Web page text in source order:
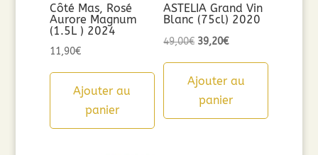
Côté Mas, Rosé
Aurore Magnum
(1.5L ) 2024
11,90€
Ajouter au
panier
ASTELIA Grand Vin
Blanc (75cl) 2020
49,00€ Le
initial
était :
39,20€Le
actuel
est :
Ajouter au
panier